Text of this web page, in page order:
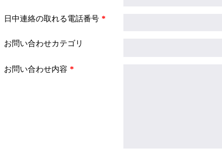
日中連絡の取れる電話番号
お問い合わせカテゴリ
お問い合わせ内容